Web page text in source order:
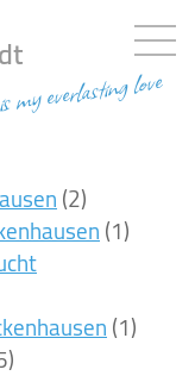
my everlasting love
(2)
(1)
(1)